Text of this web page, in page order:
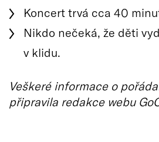
Koncert trvá cca 40
Nikdo nečeká, že děti
v klidu.
Veškeré informace o
připravila redakce webu